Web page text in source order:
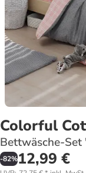
Colorful
Bettwäsche-Set
-82%12,99 €